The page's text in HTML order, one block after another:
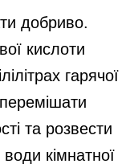
добриво.
кислоти
гарячої
та розвести
води кімнатної